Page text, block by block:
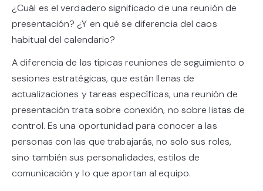
¿Cuál es el verdadero significado de una reunión de
presentación? ¿Y en qué se diferencia del caos
habitual del calendario?
A diferencia de las típicas reuniones de seguimiento o
sesiones estratégicas, que están llenas de
actualizaciones y tareas específicas, una reunión de
presentación trata sobre conexión, no sobre listas de
control. Es una oportunidad para conocer a las
personas con las que trabajarás, no solo sus roles,
sino también sus personalidades, estilos de
comunicación y lo que aportan al equipo.